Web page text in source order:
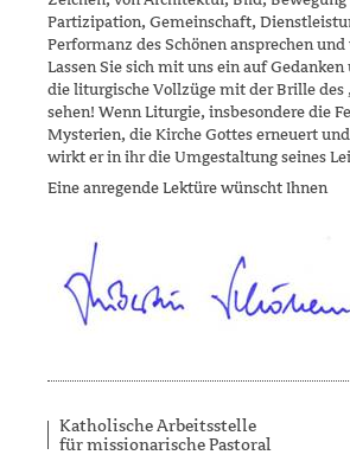
Partizipation, Gemein­schaft,
Performanz des Schönen ansprechen
Lassen Sie sich mit uns ein auf
die liturgische Vollzüge mit der Brille des
sehen! Wenn Liturgie, insbesondere die
Mysterien, die Kirche Gottes erneuert
wirkt er in ihr die Umgestaltung seines
Eine anregende Lektüre wünscht Ihnen
Katholische Arbeitsstelle
für missionarische Pastoral